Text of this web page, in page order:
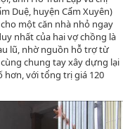
Duệ, huyện Cẩm Xuyên)
một căn nhà nhỏ ngay
nhất của hai vợ chồng là
lũ, nhờ nguồn hỗ trợ từ
chung tay xây dựng lại
hơn, với tổng trị giá 120